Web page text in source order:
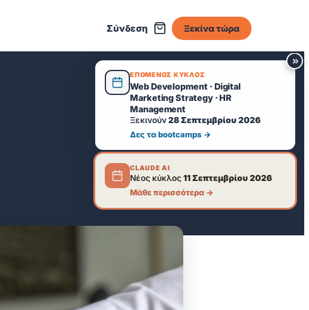
Σύνδεση Ξεκίνα τώρα
ΕΠΟΜΕΝΟΣ ΚΥΚΛΟΣ
Web Development · Digital
Marketing Strategy · HR
Management
Ξεκινούν28 Σεπτεμβρίου 2026
Δες τα bootcamps →
CLAUDE AI
Νέος κύκλος11 Σεπτεμβρίου 2026
Μάθε περισσότερα →